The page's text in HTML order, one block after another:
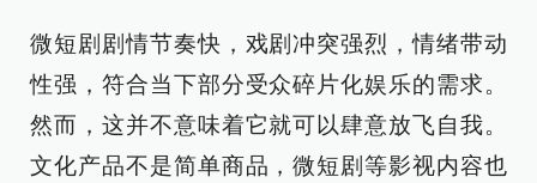
微短剧剧情节奏快，戏剧冲突强烈，情绪带动
性强，符合当下部分受众碎片化娱乐的需求。
然而，这并不意味着它就可以肆意放飞自我。
文化产品不是简单商品，微短剧等影视内容也